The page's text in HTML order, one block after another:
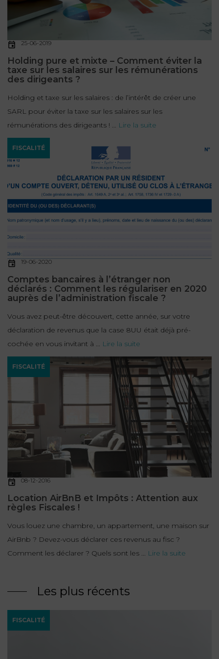
FONCTION
PUBLIQUE
PRÉJUDICE
CORPOREL
DROIT
DES
ÉTRANGERS
ET
DE
L’IMMIGRATION
DE
L’URBANISME
25-06-2019
Holding pure et mixte – Comment éviter la
taxe sur les salaires sur les rémunérations
des dirigeants ?
Holding et taxe sur les salaires : de l’intérêt de créer une
SARL pour éviter la taxe sur les salaires sur les
rémunérations des dirigeants ! ... Lire la suite
FISCALITÉ
19-06-2020
Comptes bancaires à l’étranger non
déclarés : Comment les régulariser en 2020
auprès de l’administration fiscale ?
Vous avez peut-être découvert, cette année, sur votre
déclaration de revenus que la case 8UU était déjà pré-
cochée en vous invitant à ... Lire la suite
FISCALITÉ
08-12-2016
Location AirBnB et Impôts : Attention aux
règles Fiscales !
Vous louez une chambre, un appartement, une maison sur
AirBnb ? Devez-vous déclarer ces revenus au fisc ?
Comment les déclarer ? Quels sont les ... Lire la suite
Les plus récents
FISCALITÉ